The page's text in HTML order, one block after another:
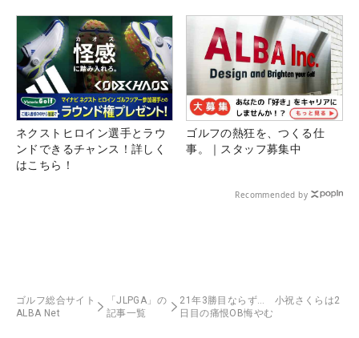
ネクストヒロイン選手とラウ
ンドできるチャンス！詳しく
はこちら！
ゴルフの熱狂を、つくる仕
事。｜スタッフ募集中
Recommended by
ゴルフ総合サイト
ALBA Net
「JLPGA」の
記事一覧
21年3勝目ならず… 小祝さくらは2
日目の痛恨OB悔やむ